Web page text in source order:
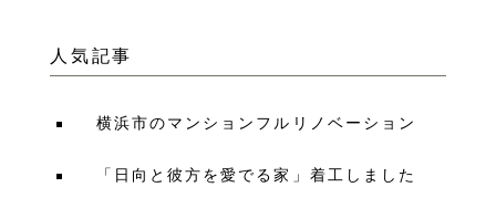
人気記事
横浜市のマンションフルリノベーション
「日向と彼方を愛でる家」着工しました